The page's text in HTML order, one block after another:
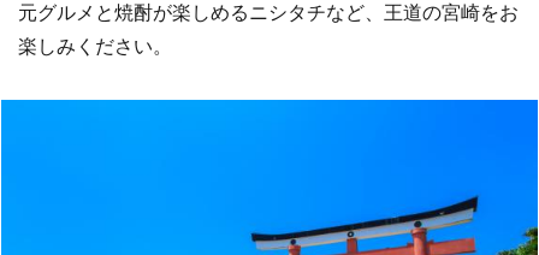
元グルメと焼酎が楽しめるニシタチなど、王道の宮崎をお
楽しみください。